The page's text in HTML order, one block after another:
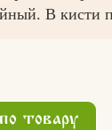
В кисти
товару